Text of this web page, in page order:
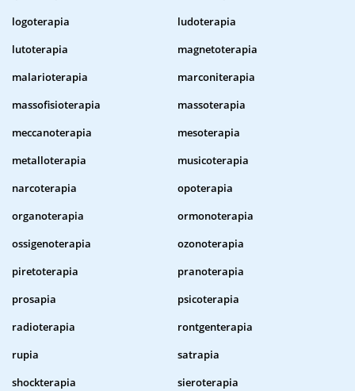
logoterapia
ludoterapia
lutoterapia
magnetoterapia
malarioterapia
marconiterapia
massofisioterapia
massoterapia
meccanoterapia
mesoterapia
metalloterapia
musicoterapia
narcoterapia
opoterapia
organoterapia
ormonoterapia
ossigenoterapia
ozonoterapia
piretoterapia
pranoterapia
prosapia
psicoterapia
radioterapia
rontgenterapia
rupia
satrapia
shockterapia
sieroterapia